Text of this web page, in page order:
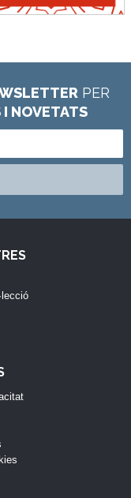
PER
I NOVETATS